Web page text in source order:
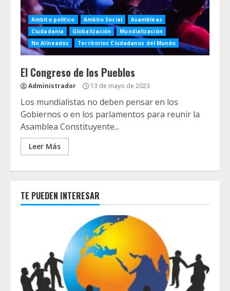
Ambito político Ambito Social
Asambleas
Ciudadanía
Globalización
Mundialización
No Alineados
Territorios Ciudadanos del Mundo
El Congreso de los Pueblos
Administrador 13 de mayo de 2023
Los mundialistas no deben pensar en los
Gobiernos o en los parlamentos para reunir la
Asamblea Constituyente...
Leer Más
TE PUEDEN INTERESAR